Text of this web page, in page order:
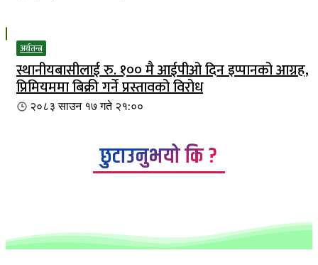
अर्थतन्त्र
स्थानीयबासीलाई रु. १०० मै आईपीओ दिन इप्पानको आग्रह,
प्रिमियममा बिक्री गर्ने प्रस्तावको विरोध
२०८३ साउन १७ गते २१:००
छुटाउनुभयो कि ?